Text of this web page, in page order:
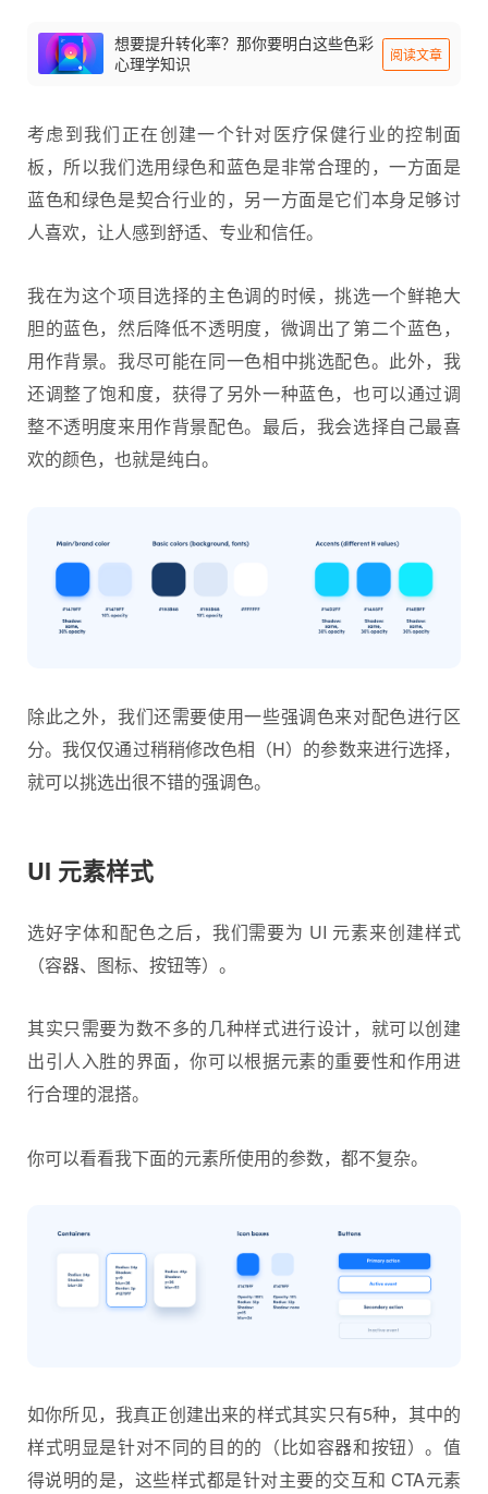
想要提升转化率？那你要明白这些色彩
心理学知识
阅读文章
考虑到我们正在创建一个针对医疗保健行业的控制面
板，所以我们选用绿色和蓝色是非常合理的，一方面是
蓝色和绿色是契合行业的，另一方面是它们本身足够讨
人喜欢，让人感到舒适、专业和信任。
我在为这个项目选择的主色调的时候，挑选一个鲜艳大
胆的蓝色，然后降低不透明度，微调出了第二个蓝色，
用作背景。我尽可能在同一色相中挑选配色。此外，我
还调整了饱和度，获得了另外一种蓝色，也可以通过调
整不透明度来用作背景配色。最后，我会选择自己最喜
欢的颜色，也就是纯白。
除此之外，我们还需要使用一些强调色来对配色进行区
分。我仅仅通过稍稍修改色相（H）的参数来进行选择，
就可以挑选出很不错的强调色。
UI 元素样式
选好字体和配色之后，我们需要为 UI 元素来创建样式
（容器、图标、按钮等）。
其实只需要为数不多的几种样式进行设计，就可以创建
出引人入胜的界面，你可以根据元素的重要性和作用进
行合理的混搭。
你可以看看我下面的元素所使用的参数，都不复杂。
如你所见，我真正创建出来的样式其实只有5种，其中的
样式明显是针对不同的目的的（比如容器和按钮）。值
得说明的是，这些样式都是针对主要的交互和 CTA元素